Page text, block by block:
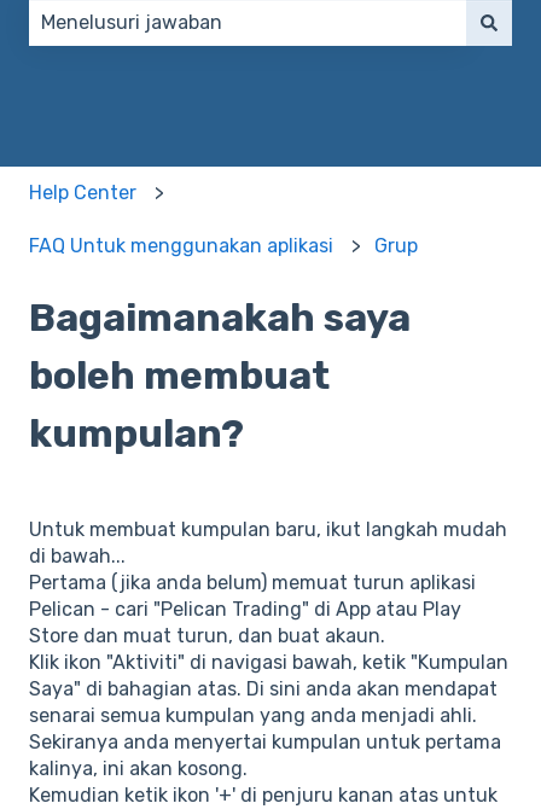
Help Center
FAQ Untuk menggunakan aplikasi Grup
Bagaimanakah saya
boleh membuat
kumpulan?
Untuk membuat kumpulan baru, ikut langkah mudah
di bawah...
Pertama (jika anda belum) memuat turun aplikasi
Pelican - cari "Pelican Trading" di App atau Play
Store dan muat turun, dan buat akaun.
Klik ikon "Aktiviti" di navigasi bawah, ketik "Kumpulan
Saya" di bahagian atas. Di sini anda akan mendapat
senarai semua kumpulan yang anda menjadi ahli.
Sekiranya anda menyertai kumpulan untuk pertama
kalinya, ini akan kosong.
Kemudian ketik ikon '+' di penjuru kanan atas untuk